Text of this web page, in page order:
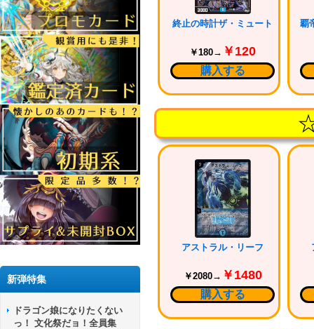
新弾特集
ドラゴン娘になりたくない
っ！ 文化祭だョ！全員集
終止の時計ザ・ミュート
￥180→ ￥120
購入する
アストラル・リーフ
￥2080→ ￥1480
購入する